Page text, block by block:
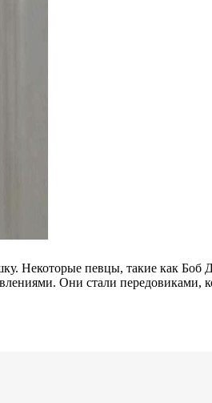
Некоторые певцы, такие как Боб
Они стали передовиками,